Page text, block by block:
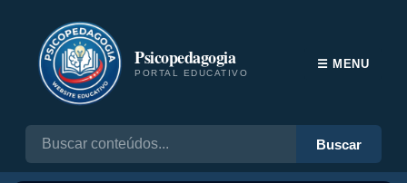
Psicopedagogia
PORTAL EDUCATIVO
Buscar
☰ MENU